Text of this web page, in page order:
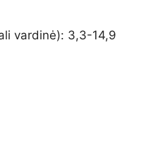
vardinė): 3,3-14,9